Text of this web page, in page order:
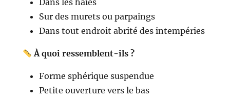
Dans les haies
Sur des murets ou parpaings
Dans tout endroit abrité des intempéries
À quoi ressemblent-ils ?
Forme sphérique suspendue
Petite ouverture vers le bas